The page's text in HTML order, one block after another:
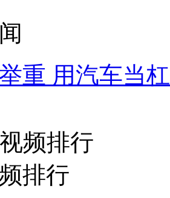
重 用汽车当
频排行
排行